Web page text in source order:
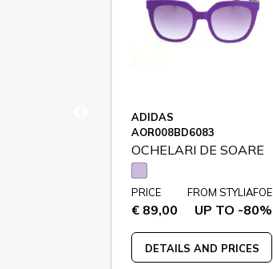
ADIDAS
AOR008BD6083
OCHELARI DE SOARE
PRICE
€ 89,00
FROM STYLIAFOE
UP TO -80%
DETAILS AND PRICES